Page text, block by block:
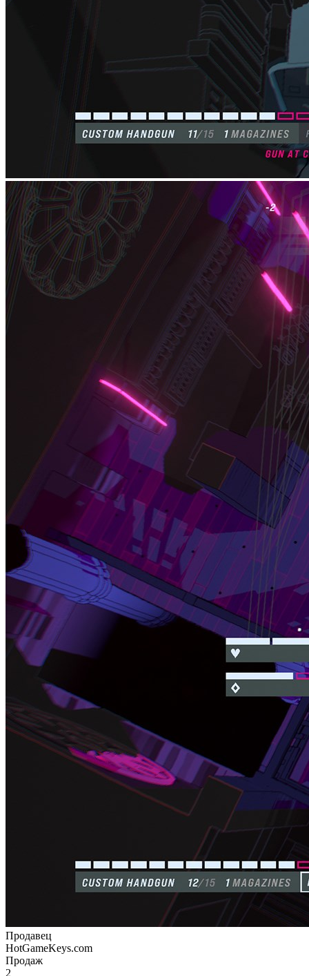
Продавец
HotGameKeys.com
Продаж
2